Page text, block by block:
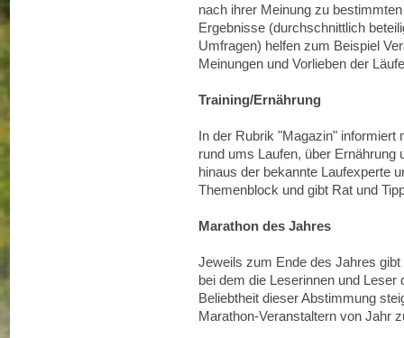
nach ihrer Meinung zu
Ergebnisse (durchschnittlich
Umfragen) helfen zum Beispiel
Meinungen und Vorlieben der
Training/Ernährung
In der Rubrik "Magazin" informiert
rund ums Laufen, über Ernährung
hinaus der bekannte Laufexperte
Themenblock und gibt Rat und
Marathon des Jahres
Jeweils zum Ende des Jahres
bei dem die Leserinnen und
Beliebtheit dieser Abstimmung
Marathon-Veranstaltern von Jahr